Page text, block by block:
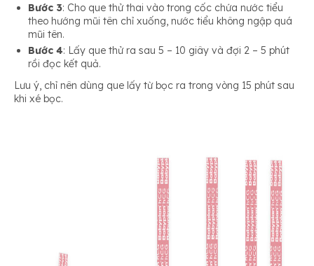
Bước 3: Cho que thử thai vào trong cốc chứa nước tiểu
theo hướng mũi tên chỉ xuống, nước tiểu không ngập quá
mũi tên.
Bước 4: Lấy que thử ra sau 5 – 10 giây và đợi 2 – 5 phút
rồi đọc kết quả.
Lưu ý, chỉ nên dùng que lấy từ bọc ra trong vòng 15 phút sau
khi xé bọc.